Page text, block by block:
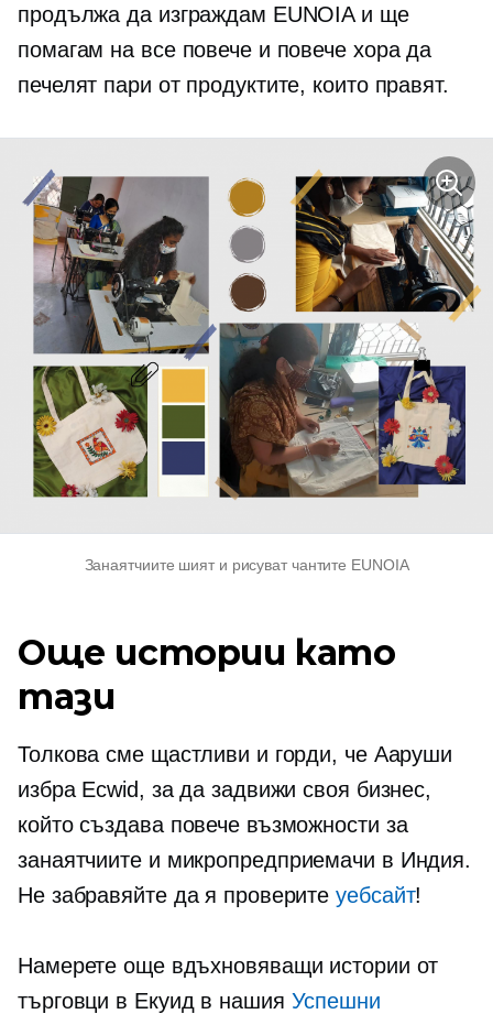
продължа да изграждам EUNOIA и ще
помагам на все повече и повече хора да
печелят пари от продуктите, които правят.
Занаятчиите шият и рисуват чантите EUNOIA
Още истории като
тази
Толкова сме щастливи и горди, че Ааруши
избра Ecwid, за да задвижи своя бизнес,
който създава повече възможности за
занаятчиите и микропредприемачи в Индия.
Не забравяйте да я проверитеуебсайт!
Намерете още вдъхновяващи истории от
търговци в Екуид в нашия Успешни